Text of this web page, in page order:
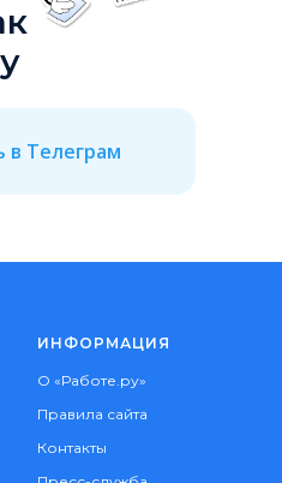
в Телеграм
ИНФОРМАЦИЯ
О «Работе.ру»
Правила сайта
Контакты